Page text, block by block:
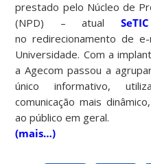
prestado pelo Núcleo de
(NPD) – atual SeTIC
no redirecionamento de
Universidade. Com a
a Agecom passou a
único informativo,
comunicação mais
ao público em geral.
(mais…)